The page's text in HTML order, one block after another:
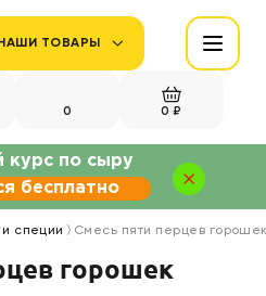
НАШИ ТОВАРЫ
0 0 ₽
специи Смесь пяти перцев
горошек
бесплатно
курс по сыру